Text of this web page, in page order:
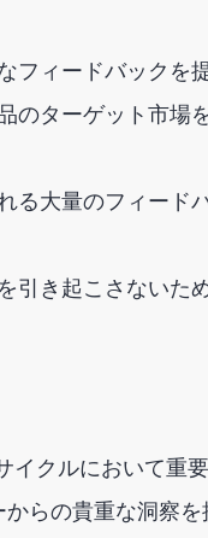
フィードバックを
のターゲット市場
る大量のフィード
引き起こさないた
クルにおいて重
らの貴重な洞察